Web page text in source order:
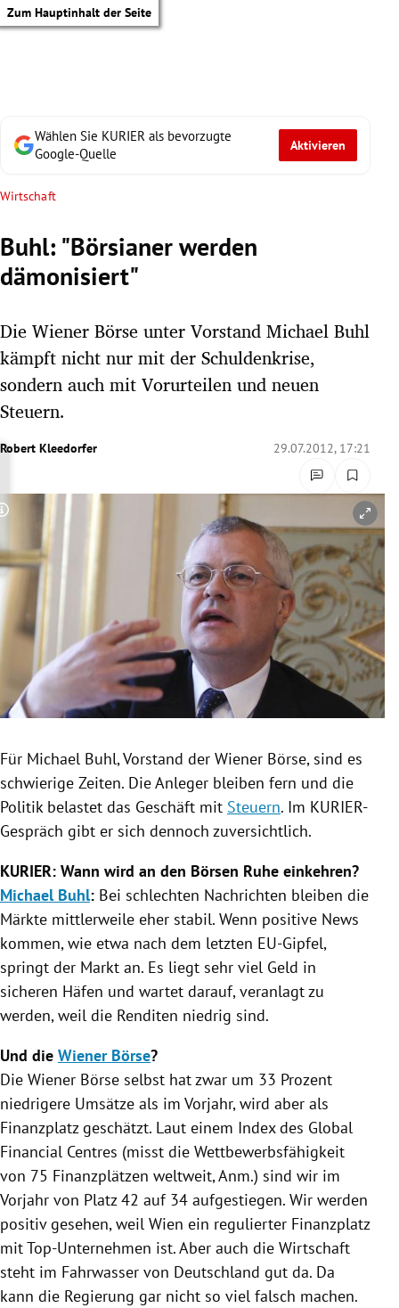
Zum Hauptinhalt der Seite
Untermenü
Untermenü
Untermenü
Untermenü
Untermenü
Untermenü
Untermenü
Untermenü
Untermenü
Wählen Sie KURIER als bevorzugte
Google-Quelle
Aktivieren
Wirtschaft
Buhl: "Börsianer werden
dämonisiert"
Die Wiener Börse unter Vorstand Michael Buhl
kämpft nicht nur mit der Schuldenkrise,
sondern auch mit Vorurteilen und neuen
Steuern.
Robert Kleedorfer 29.07.2012, 17:21
Copyright-Hinweis öffnen/schließen
Für Michael Buhl, Vorstand der Wiener Börse, sind es
schwierige Zeiten. Die Anleger bleiben fern und die
Politik belastet das Geschäft mit Steuern. Im KURIER-
Gespräch gibt er sich dennoch zuversichtlich.
KURIER: Wann wird an den Börsen Ruhe einkehren?
Michael Buhl: Bei schlechten Nachrichten bleiben die
Märkte mittlerweile eher stabil. Wenn positive News
kommen, wie etwa nach dem letzten EU-Gipfel,
springt der Markt an. Es liegt sehr viel Geld in
sicheren Häfen und wartet darauf, veranlagt zu
werden, weil die Renditen niedrig sind.
Und die Wiener Börse?
Die Wiener Börse selbst hat zwar um 33 Prozent
niedrigere Umsätze als im Vorjahr, wird aber als
Finanzplatz geschätzt. Laut einem Index des Global
Financial Centres (misst die Wettbewerbsfähigkeit
von 75 Finanzplätzen weltweit, Anm.) sind wir im
Vorjahr von Platz 42 auf 34 aufgestiegen. Wir werden
positiv gesehen, weil Wien ein regulierter Finanzplatz
mit Top-Unternehmen ist. Aber auch die Wirtschaft
steht im Fahrwasser von Deutschland gut da. Da
kann die Regierung gar nicht so viel falsch machen.